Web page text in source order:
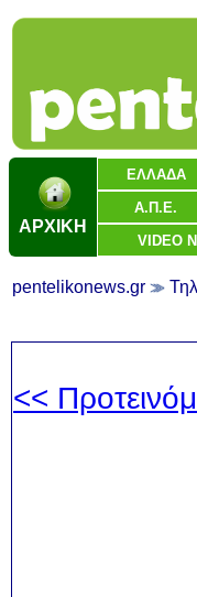
ΑΡΧΙΚΗ
ΕΛΛΑΔΑ
Α.Π.Ε.
VIDEO
pentelikonews.gr
<<